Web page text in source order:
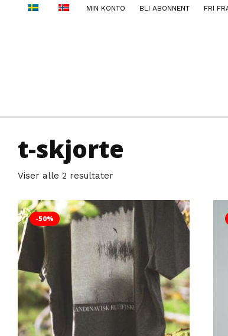
MIN KONTO BLI ABONNENT FRI
t-skjorte
Viser alle 2 resultater
-50%